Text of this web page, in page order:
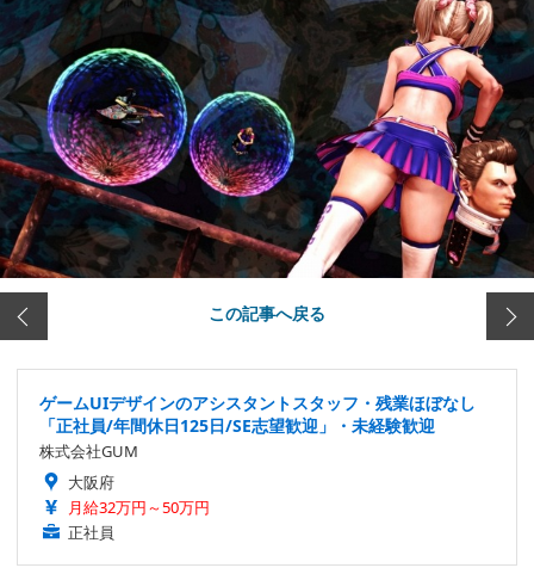
この記事へ戻る
ゲームUIデザインのアシスタントスタッフ・残業ほぼなし
「正社員/年間休日125日/SE志望歓迎」・未経験歓迎
株式会社GUM
大阪府
月給32万円～50万円
正社員